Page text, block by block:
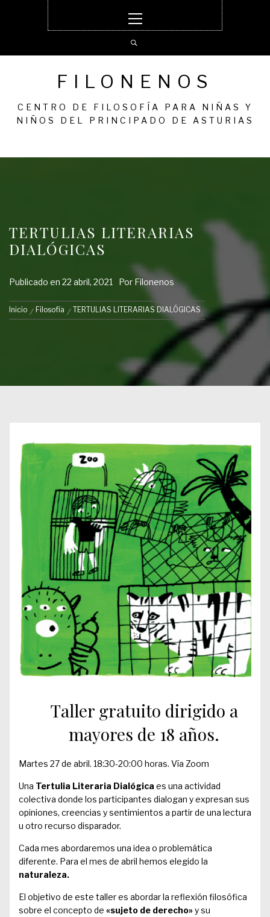
principal
FILONENOS
CENTRO DE FILOSOFÍA PARA NIÑAS Y
NIÑOS DEL PRINCIPADO DE ASTURIAS
TERTULIAS LITERARIAS
DIALÓGICAS
Publicado en 22 abril, 2021 Por Filonenos
Inicio Filosofía TERTULIAS LITERARIAS DIALÓGICAS
Taller gratuito dirigido a
mayores de 18 años.
Martes 27 de abril. 18:30-20:00 horas. Vía Zoom
Una Tertulia Literaria Dialógica es una actividad
colectiva donde los participantes dialogan y expresan sus
opiniones, creencias y sentimientos a partir de una lectura
u otro recurso disparador.
Cada mes abordaremos una idea o problemática
diferente. Para el mes de abril hemos elegido la
naturaleza.
El objetivo de este taller es abordar la reflexión filosófica
sobre el concepto de «sujeto de derecho» y su